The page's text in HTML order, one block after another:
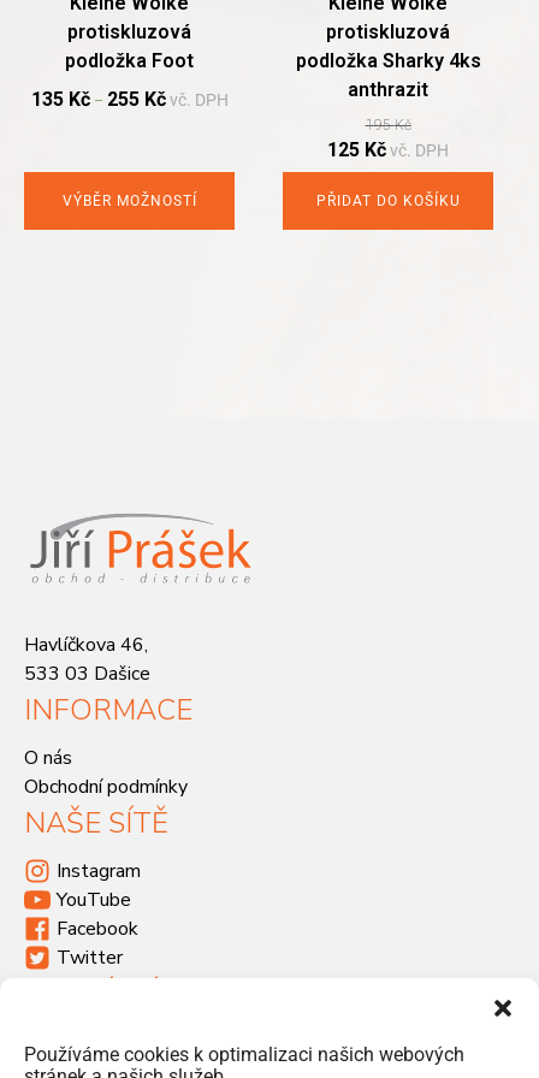
Používáme cookies k optimalizaci našich webových
protiskluzová
podložka Foot
135 Kč– 255 Kč vč. DPH
VÝBĚR MOŽNOSTÍ
product
page
protiskluzová
podložka Sharky 4ks
anthrazit
195Kč
Original
was:
195 Kč.
125 KčCurrent
125 Kč.
vč. DPH
PŘIDAT DO KOŠÍKU
Havlíčkova 46,
533 03 Dašice
INFORMACE
O nás
Obchodní podmínky
NAŠE SÍTĚ
Instagram
YouTube
Facebook
Twitter
Havlíčkova 46, 533 03 Dašice
+420 466 951 103